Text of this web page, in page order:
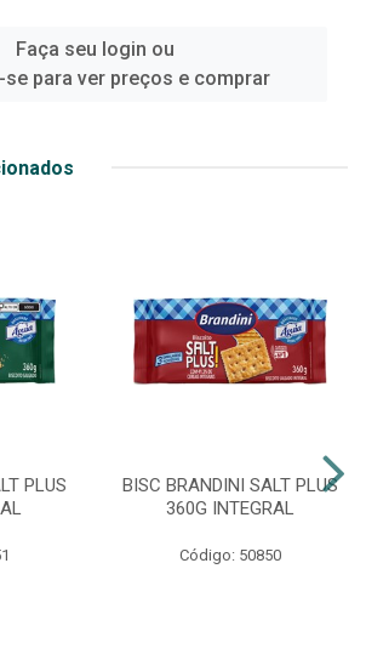
Faça seu login ou
se para ver preços e comprar
PLUS
BISC BRANDINI SALT PLUS
360G INTEGRAL
Código: 50850